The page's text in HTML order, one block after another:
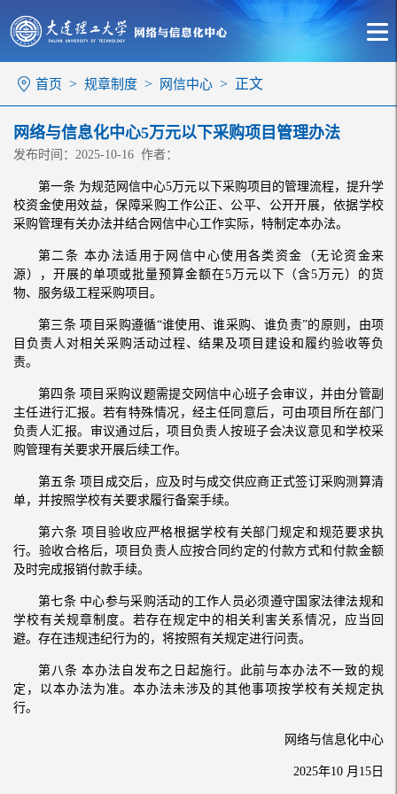
首页 > 规章制度 > 网信中心 > 正文
网络与信息化中心5万元以下采购项目管理办法
发布时间：2025-10-16 作者：
第一条 为规范网信中心5万元以下采购项目的管理流程，提升学
校资金使用效益，保障采购工作公正、公平、公开开展，依据学校
采购管理有关办法并结合网信中心工作实际，特制定本办法。
第二条 本办法适用于网信中心使用各类资金（无论资金来
源），开展的单项或批量预算金额在5万元以下（含5万元）的货
物、服务级工程采购项目。
第三条 项目采购遵循“谁使用、谁采购、谁负责”的原则，由项
目负责人对相关采购活动过程、结果及项目建设和履约验收等负
责。
第四条 项目采购议题需提交网信中心班子会审议，并由分管副
主任进行汇报。若有特殊情况，经主任同意后，可由项目所在部门
负责人汇报。审议通过后，项目负责人按班子会决议意见和学校采
购管理有关要求开展后续工作。
第五条 项目成交后，应及时与成交供应商正式签订采购测算清
单，并按照学校有关要求履行备案手续。
第六条 项目验收应严格根据学校有关部门规定和规范要求执
行。验收合格后，项目负责人应按合同约定的付款方式和付款金额
及时完成报销付款手续。
第七条 中心参与采购活动的工作人员必须遵守国家法律法规和
学校有关规章制度。若存在规定中的相关利害关系情况，应当回
避。存在违规违纪行为的，将按照有关规定进行问责。
第八条 本办法自发布之日起施行。此前与本办法不一致的规
定，以本办法为准。本办法未涉及的其他事项按学校有关规定执
行。
网络与信息化中心
2025年10 月15日